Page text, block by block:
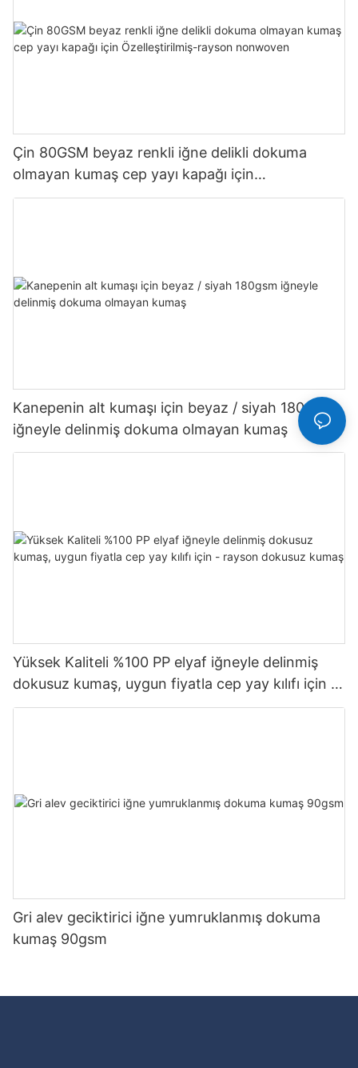
Çin 80GSM beyaz renkli iğne delikli dokuma
olmayan kumaş cep yayı kapağı için
Özelleştirilmiş-rayson nonwoven
Kanepenin alt kumaşı için beyaz / siyah 180gsm
iğneyle delinmiş dokuma olmayan kumaş
Yüksek Kaliteli %100 PP elyaf iğneyle delinmiş
dokusuz kumaş, uygun fiyatla cep yay kılıfı için -
rayson dokusuz kumaş
Gri alev geciktirici iğne yumruklanmış dokuma
kumaş 90gsm